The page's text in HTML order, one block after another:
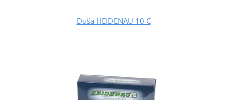
Duša HEIDENAU 10 C